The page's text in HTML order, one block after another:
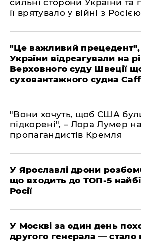
сильні сторони України та
її врятувало у війні з
"Це важливий
України відреагували на
Верховного суду Швеції
суховантажного судна
"Вони хочуть, щоб США
підкорені", – Лора Лумер
пропагандистів Кремля
У Ярославлі дрони
що входить до ТОП-5
Росії
​У Москві за один день
другого генерала — стало